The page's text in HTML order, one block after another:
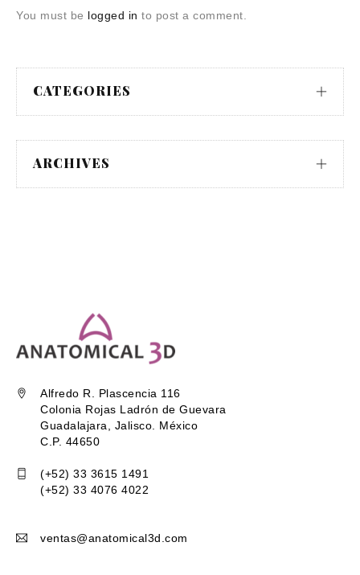
You must be logged in to post a comment.
CATEGORIES
ARCHIVES
Alfredo R. Plascencia 116
Colonia Rojas Ladrón de Guevara
Guadalajara, Jalisco. México
C.P. 44650
(+52) 33 3615 1491
(+52) 33 4076 4022
ventas@anatomical3d.com